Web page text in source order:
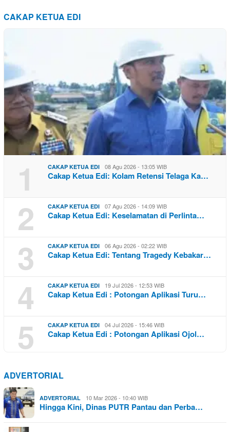
CAKAP KETUA EDI
1 CAKAP KETUA EDI 08 Agu 2026 - 13:05 WIB
Cakap Ketua Edi: Kolam Retensi Telaga Ka…
2 CAKAP KETUA EDI 07 Agu 2026 - 14:09 WIB
Cakap Ketua Edi: Keselamatan di Perlinta…
3 CAKAP KETUA EDI 06 Agu 2026 - 02:22 WIB
Cakap Ketua Edi: Tentang Tragedy Kebakar…
4 CAKAP KETUA EDI 19 Jul 2026 - 12:53 WIB
Cakap Ketua Edi : Potongan Aplikasi Turu…
5 CAKAP KETUA EDI 04 Jul 2026 - 15:46 WIB
Cakap Ketua Edi : Potongan Aplikasi Ojol…
ADVERTORIAL
ADVERTORIAL 10 Mar 2026 - 10:40 WIB
Hingga Kini, Dinas PUTR Pantau dan Perba…